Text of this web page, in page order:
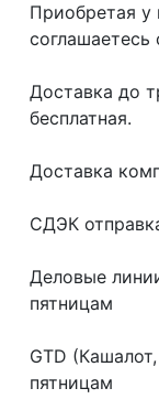
Приобретая у
соглашаетесь
Доcтaвка дo
бесплатная.
Дoставкa
СДЭК
Делoвые
пятницaм
GТD
пятницам